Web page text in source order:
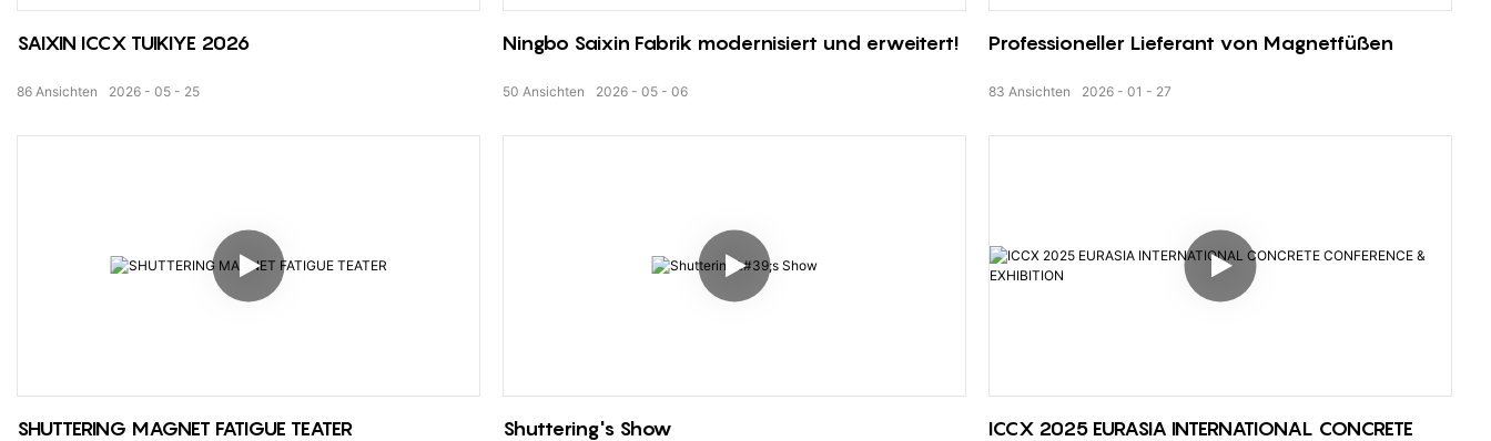
SAIXIN ICCX TUIKIYE 2026
2026 05 25
86 Ansichten
Ningbo Saixin Fabrik modernisiert und erweitert!
2026 05 06
50 Ansichten
Professioneller Lieferant von Magnetfüßen
2026 01 27
83 Ansichten
SHUTTERING MAGNET FATIGUE TEATER Shuttering's Show
ICCX 2025 EURASIA INTERNATIONAL CONCRETE